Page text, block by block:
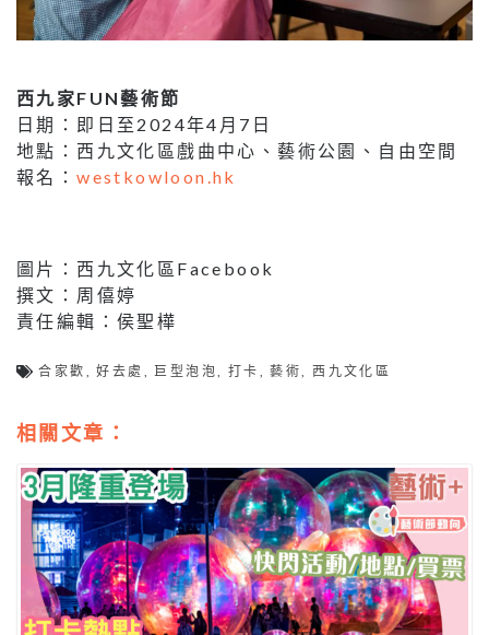
西九家FUN藝術節
日期：即日至2024年4月7日
地點：西九文化區戲曲中心、藝術公園、自由空間
報名：westkowloon.hk
圖片：西九文化區Facebook
撰文：周僖婷
責任編輯：侯聖樺
合家歡 ,好去處 ,巨型泡泡, 打卡 ,藝術,西九文化區
相關文章：